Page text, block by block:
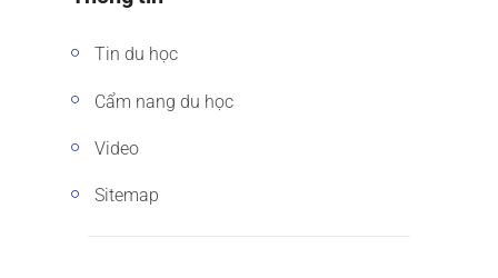
Tin du học
Cẩm nang du học
Video
Sitemap